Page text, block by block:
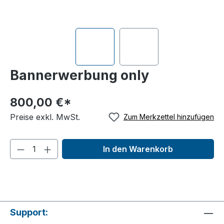
Bannerwerbung only
800,00 €*
Preise exkl. MwSt. Zum Merkzettel hinzufügen
In den Warenkorb
Support: